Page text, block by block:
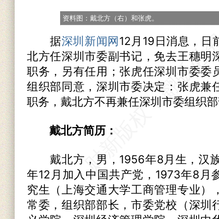
资料图：戴北方（右）和张虎。
据深圳新闻网12月19日消息，日
北方任深圳市委副书记，免去王穗明
职务，另有任用；张虎任深圳市委委
组织部同意，深圳市委决定：张虎兼
职务，戴北方不再兼任深圳市委组织
戴北方简历：
戴北方，男，1956年8月生，汉
年12月加入中国共产党，1973年8月
究生（上海交通大学工商管理专业）
常委，组织部部长，市委党校（深圳